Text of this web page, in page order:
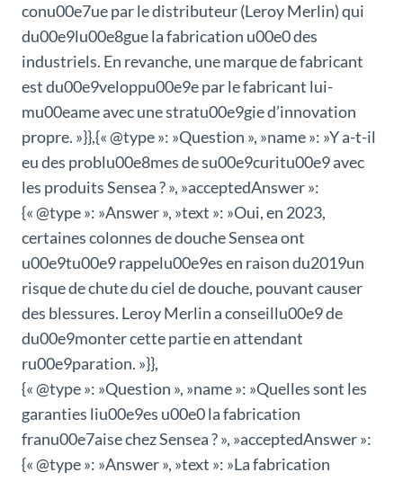
conu00e7ue par le distributeur (Leroy Merlin) qui
du00e9lu00e8gue la fabrication u00e0 des
industriels. En revanche, une marque de fabricant
est du00e9veloppu00e9e par le fabricant lui-
mu00eame avec une stratu00e9gie d’innovation
propre. »}},{« @type »: »Question », »name »: »Y a-t-il
eu des problu00e8mes de su00e9curitu00e9 avec
les produits Sensea ? », »acceptedAnswer »:
{« @type »: »Answer », »text »: »Oui, en 2023,
certaines colonnes de douche Sensea ont
u00e9tu00e9 rappelu00e9es en raison du2019un
risque de chute du ciel de douche, pouvant causer
des blessures. Leroy Merlin a conseillu00e9 de
du00e9monter cette partie en attendant
ru00e9paration. »}},
{« @type »: »Question », »name »: »Quelles sont les
garanties liu00e9es u00e0 la fabrication
franu00e7aise chez Sensea ? », »acceptedAnswer »:
{« @type »: »Answer », »text »: »La fabrication